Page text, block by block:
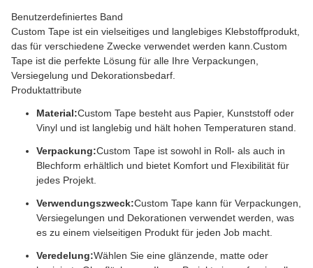
Benutzerdefiniertes Band
Custom Tape ist ein vielseitiges und langlebiges Klebstoffprodukt,
das für verschiedene Zwecke verwendet werden kann.Custom
Tape ist die perfekte Lösung für alle Ihre Verpackungen,
Versiegelung und Dekorationsbedarf.
Produktattribute
Material:Custom Tape besteht aus Papier, Kunststoff oder
Vinyl und ist langlebig und hält hohen Temperaturen stand.
Verpackung:Custom Tape ist sowohl in Roll- als auch in
Blechform erhältlich und bietet Komfort und Flexibilität für
jedes Projekt.
Verwendungszweck:Custom Tape kann für Verpackungen,
Versiegelungen und Dekorationen verwendet werden, was
es zu einem vielseitigen Produkt für jeden Job macht.
Veredelung:Wählen Sie eine glänzende, matte oder